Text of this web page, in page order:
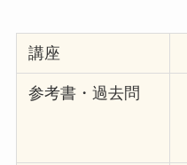
講座
参考書・過去問